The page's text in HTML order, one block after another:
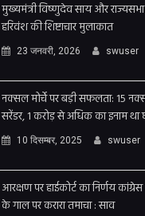
मुख्यमंत्री विष्णुदेव साय और
हरिवंश की शिष्टाचार मुलाकात
23 जनवरी, 2026 swuser
नक्सल मोर्चे पर बड़ी सफलता: 15
सरेंडर, 1 करोड़ से अधिक का इनाम था
10 दिसम्बर, 2025 swuser
आरक्षण पर हाईकोर्ट का निर्णय
के गाल पर करारा तमाचा : साव